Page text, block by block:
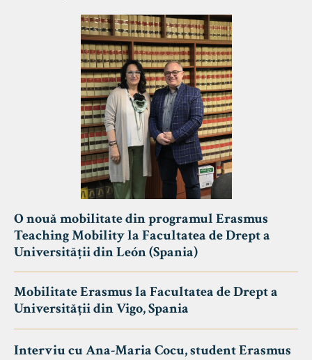
O nouă mobilitate din programul Erasmus
Teaching Mobility la Facultatea de Drept a
Universității din León (Spania)
Mobilitate Erasmus la Facultatea de Drept a
Universității din Vigo, Spania
Interviu cu Ana-Maria Cocu, student Erasmus